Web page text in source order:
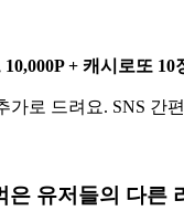
+ 캐시로또 10
가로 드려요. SNS 간
은 유저들의 다른